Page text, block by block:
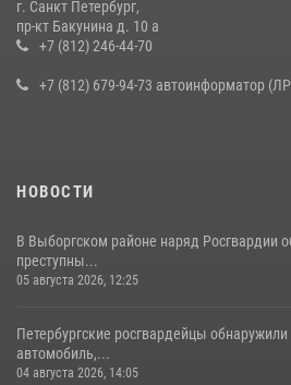
В Ленобласти сотрудники Росгвардии
воспитанниками детского клуба «Умные
г. Санкт Петербург,
пр-кт Бакунина д. 10 а
+7 (812) 246-44-70
+7 (812) 679-94-73 автоинформатор
НОВОСТИ
В Выборгском районе наряд Росгвардии
преступны...
05 августа 2026, 12:25
Петербургские росгвардейцы
автомобиль,...
04 августа 2026, 14:05